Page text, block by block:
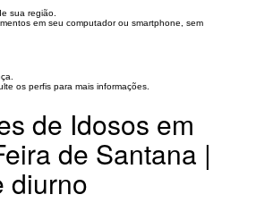
sua região.
em seu computador ou smartphone, sem
os perfis para mais informações.
de Idosos em
de Santana |
diurno